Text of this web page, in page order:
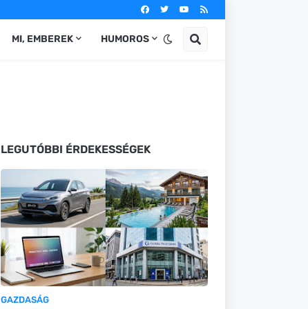
MI, EMBEREK HUMOROS
LEGUTÓBBI ÉRDEKESSÉGEK
GAZDASÁG